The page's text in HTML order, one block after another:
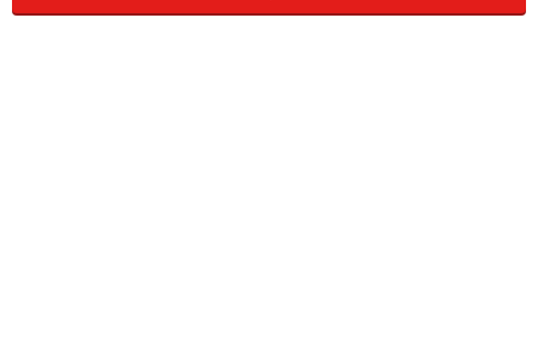
たものが大腸を通過するときの時間が長いと、発癌性の